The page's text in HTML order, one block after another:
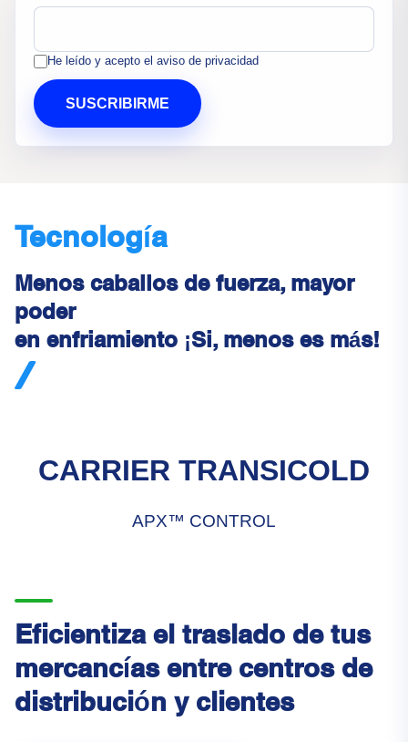
He leído y acepto el aviso de privacidad
SUSCRIBIRME
Tecnología
Menos caballos de fuerza, mayor
poder
en enfriamiento ¡Si, menos es más!
CARRIER TRANSICOLD
APX™ CONTROL
Eficientiza el traslado de tus
mercancías entre centros de
distribución y clientes